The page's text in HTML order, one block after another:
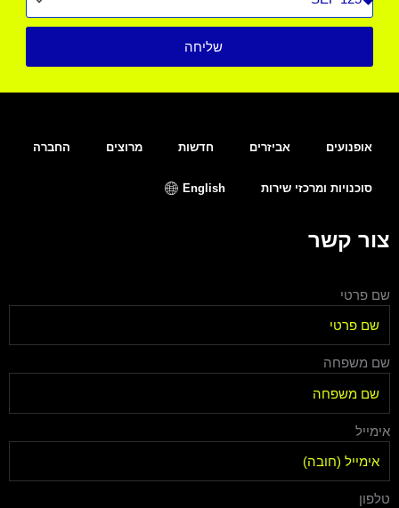
רכב
שליחה
אופנועים אביזרים חדשות מרוצים החברה
סוכנויות ומרכזי שירות English
צור קשר
שם פרטי
שם משפחה
אימייל
טלפון